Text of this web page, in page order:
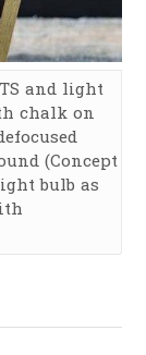
and light
chalk on
(Concept
bulb as